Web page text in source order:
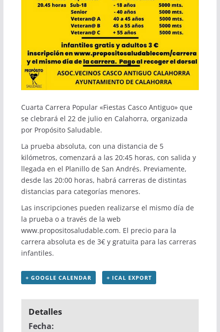
Cuarta Carrera Popular «Fiestas Casco Antiguo» que
se clebrará el 22 de julio en Calahorra, organizada
por Propósito Saludable.
La prueba absoluta, con una distancia de 5
kilómetros, comenzará a las 20:45 horas, con salida y
llegada en el Planillo de San Andrés. Previamente,
desde las 20:00 horas, habrá carreras de distintas
distancias para categorías menores.
Las inscripciones pueden realizarse el mismo día de
la prueba o a través de la web
www.propositosaludable.com. El precio para la
carrera absoluta es de 3€ y gratuita para las carreras
infantiles.
+ GOOGLE CALENDAR + ICAL EXPORT
Detalles
Fecha: